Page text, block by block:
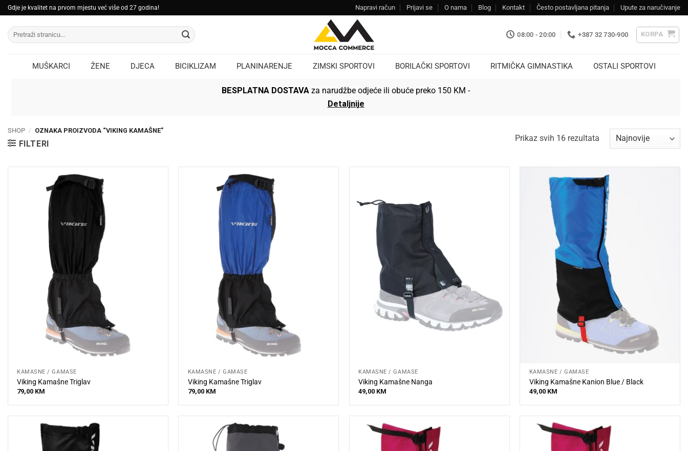
Skip
to
content
Gdje je kvalitet na prvom mjestu već više od 27 godina! Napravi račun Prijavi se O nama Blog Kontakt Često postavljana pitanja Upute za naručivanje
Pretraži:
08:00 - 20:00 +387 32 730-900 KORPA
MUŠKARCI ŽENE DJECA BICIKLIZAM PLANINARENJE ZIMSKI SPORTOVI BORILAČKI SPORTOVI RITMIČKA GIMNASTIKA OSTALI SPORTOVI
BESPLATNA DOSTAVA za narudžbe odjeće ili obuće preko 150 KM -
Detaljnije
SHOP / OZNAKA PROIZVODA “VIKING KAMAŠNE”
FILTERI
Prikaz svih 16 rezultataSorted
KAMAŠNE / GAMAŠE
Viking Kamašne Triglav
79,00 KM
KAMAŠNE / GAMAŠE
Viking Kamašne Triglav
79,00 KM
KAMAŠNE / GAMAŠE
Viking Kamašne Nanga
49,00 KM
KAMAŠNE / GAMAŠE
Viking Kamašne Kanion Blue / Black
49,00 KM